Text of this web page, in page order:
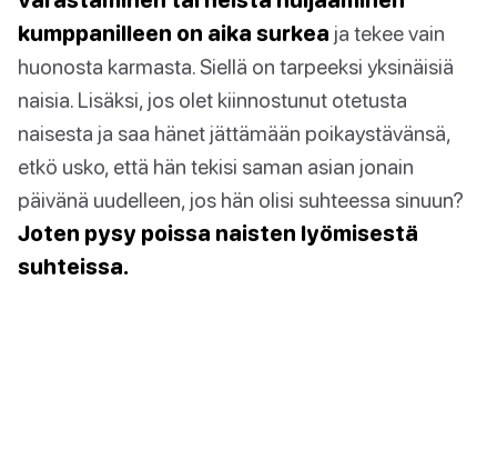
kumppanilleen on aika surkea ja tekee vain
huonosta karmasta. Siellä on tarpeeksi yksinäisiä
naisia. Lisäksi, jos olet kiinnostunut otetusta
naisesta ja saa hänet jättämään poikaystävänsä,
etkö usko, että hän tekisi saman asian jonain
päivänä uudelleen, jos hän olisi suhteessa sinuun?
Joten pysy poissa naisten lyömisestä
suhteissa.